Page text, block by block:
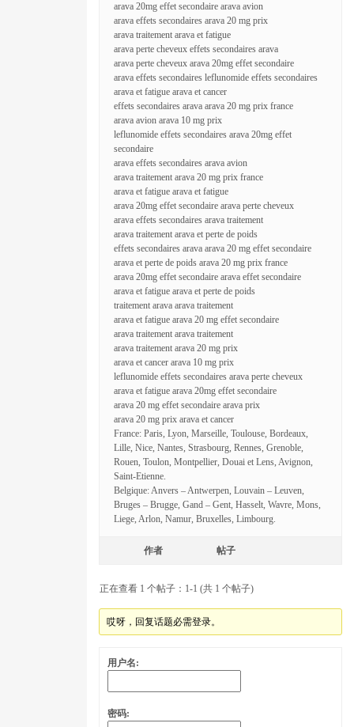
arava 20mg effet secondaire arava avion
arava effets secondaires arava 20 mg prix
arava traitement arava et fatigue
arava perte cheveux effets secondaires arava
arava perte cheveux arava 20mg effet secondaire
arava effets secondaires leflunomide effets secondaires
arava et fatigue arava et cancer
effets secondaires arava arava 20 mg prix france
arava avion arava 10 mg prix
leflunomide effets secondaires arava 20mg effet
secondaire
arava effets secondaires arava avion
arava traitement arava 20 mg prix france
arava et fatigue arava et fatigue
arava 20mg effet secondaire arava perte cheveux
arava effets secondaires arava traitement
arava traitement arava et perte de poids
effets secondaires arava arava 20 mg effet secondaire
arava et perte de poids arava 20 mg prix france
arava 20mg effet secondaire arava effet secondaire
arava et fatigue arava et perte de poids
traitement arava arava traitement
arava et fatigue arava 20 mg effet secondaire
arava traitement arava traitement
arava traitement arava 20 mg prix
arava et cancer arava 10 mg prix
leflunomide effets secondaires arava perte cheveux
arava et fatigue arava 20mg effet secondaire
arava 20 mg effet secondaire arava prix
arava 20 mg prix arava et cancer
France: Paris, Lyon, Marseille, Toulouse, Bordeaux,
Lille, Nice, Nantes, Strasbourg, Rennes, Grenoble,
Rouen, Toulon, Montpellier, Douai et Lens, Avignon,
Saint-Etienne.
Belgique: Anvers – Antwerpen, Louvain – Leuven,
Bruges – Brugge, Gand – Gent, Hasselt, Wavre, Mons,
Liege, Arlon, Namur, Bruxelles, Limbourg.
作者 帖子
正在查看 1 个帖子：1-1 (共 1 个帖子)
哎呀，回复话题必需登录。
用户名:
密码: